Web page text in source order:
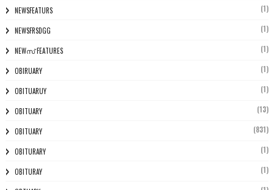
NEWSFEATURS (1)
NEWSFRSDGG (1)
NEWസ് FEATURES (1)
OBIRUARY (1)
OBITUARUY (1)
OBITUARY (13)
OBITUARY (831)
OBITURARY (1)
OBITURAY (1)